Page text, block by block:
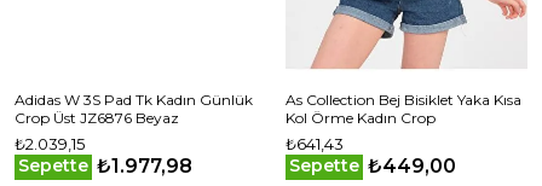
Adidas W 3S Pad Tk Kadın Günlük
Crop Üst JZ6876 Beyaz
₺2.039,15
Sepette ₺1.977,98
As Collection Bej Bisiklet Yaka Kısa
Kol Örme Kadın Crop
₺641,43
Sepette ₺449,00